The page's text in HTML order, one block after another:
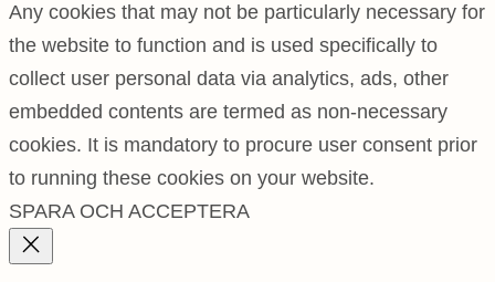
Any cookies that may not be particularly necessary for
the website to function and is used specifically to
collect user personal data via analytics, ads, other
embedded contents are termed as non-necessary
cookies. It is mandatory to procure user consent prior
to running these cookies on your website.
SPARA OCH ACCEPTERA